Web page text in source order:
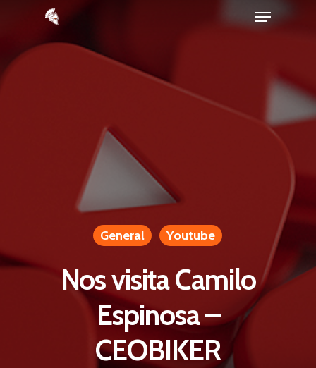
main
content
Menu
General Youtube
Nos visita Camilo
Espinosa –
CEOBIKER